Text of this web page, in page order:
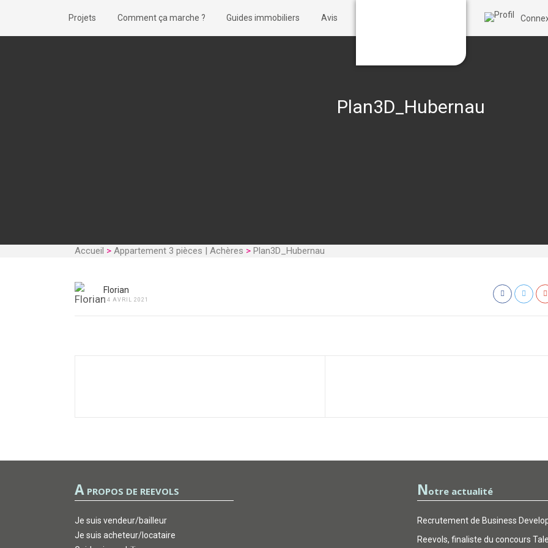
Projets Comment ça marche ? Guides immobiliers Avis
Plan3D_Hubernau
Accueil > Appartement 3 pièces | Achères > Plan3D_Hubernau
Florian
14 AVRIL 2021
A PROPOS DE REEVOLS
Je suis vendeur/bailleur
Je suis acheteur/locataire
Notre actualité
Recrutement de Business
Reevols, finaliste du concours